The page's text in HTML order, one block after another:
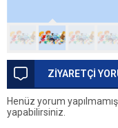
ZİYARETÇİ
Henüz yorum
yapabilirsiniz.